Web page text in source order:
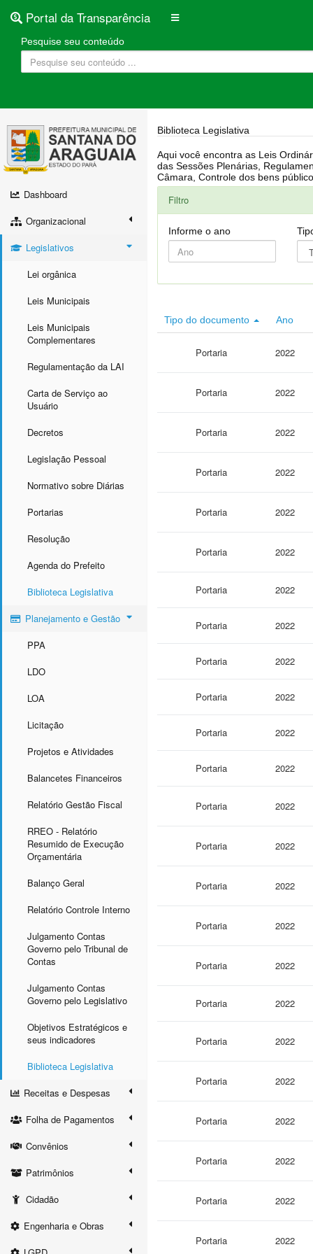
Portal da Transparência
Pesquise seu conteúdo
Dashboard
Organizacional
Legislativos
Lei orgânica
Leis Municipais
Leis Municipais
Complementares
Regulamentação da LAI
Carta de Serviço ao
Usuário
Decretos
Legislação Pessoal
Normativo sobre Diárias
Portarias
Resolução
Agenda do Prefeito
Biblioteca Legislativa
Planejamento e Gestão
PPA
LDO
LOA
Licitação
Projetos e Atividades
Balancetes Financeiros
Relatório Gestão Fiscal
RREO - Relatório
Resumido de Execução
Orçamentária
Balanço Geral
Relatório Controle Interno
Julgamento Contas
Governo pelo Tribunal de
Contas
Julgamento Contas
Governo pelo Legislativo
Objetivos Estratégicos e
seus indicadores
Biblioteca Legislativa
Receitas e Despesas
Folha de Pagamentos
Convênios
Patrimônios
Cidadão
Engenharia e Obras
Biblioteca Legislativa
Aqui você encontra as Leis Ordinárias, Leis Complementares, Portarias, Decretos, Atas, PPA, LDO, LOA, RREO, Resoluções, RGF,
das Sessões Plenárias, Regulamentação da LAI, Atos de Julgamento do Governo, Agenda Externa do presidente, Relatório do Controle Interno, Projetos em tramitação na
Filtro
Informe o ano
Tipo do documento Ano
Portaria 2022
Portaria 2022
Portaria 2022
Portaria 2022
Portaria 2022
Portaria 2022
Portaria 2022
Portaria 2022
Portaria 2022
Portaria 2022
Portaria 2022
Portaria 2022
Portaria 2022
Portaria 2022
Portaria 2022
Portaria 2022
Portaria 2022
Portaria 2022
Portaria 2022
Portaria 2022
Portaria 2022
Portaria 2022
Portaria 2022
Portaria 2022